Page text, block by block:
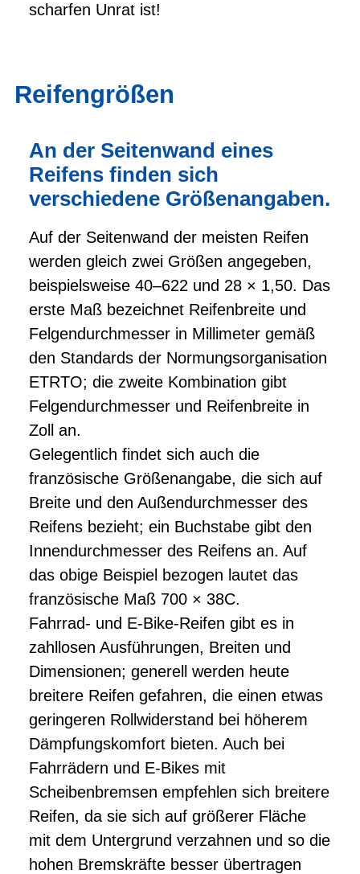
scharfen Unrat ist!
Reifengrößen
An der Seitenwand eines
Reifens finden sich
verschiedene Größenangaben.
Auf der Seitenwand der meisten Reifen
werden gleich zwei Größen angegeben,
beispielsweise 40–622 und 28 × 1,50. Das
erste Maß bezeichnet Reifenbreite und
Felgendurchmesser in Millimeter gemäß
den Standards der Normungsorganisation
ETRTO; die zweite Kombination gibt
Felgendurchmesser und Reifenbreite in
Zoll an.
Gelegentlich findet sich auch die
französische Größenangabe, die sich auf
Breite und den Außendurchmesser des
Reifens bezieht; ein Buchstabe gibt den
Innendurchmesser des Reifens an. Auf
das obige Beispiel bezogen lautet das
französische Maß 700 × 38C.
Fahrrad- und E-Bike-Reifen gibt es in
zahllosen Ausführungen, Breiten und
Dimensionen; generell werden heute
breitere Reifen gefahren, die einen etwas
geringeren Rollwiderstand bei höherem
Dämpfungskomfort bieten. Auch bei
Fahrrädern und E-Bikes mit
Scheibenbremsen empfehlen sich breitere
Reifen, da sie sich auf größerer Fläche
mit dem Untergrund verzahnen und so die
hohen Bremskräfte besser übertragen